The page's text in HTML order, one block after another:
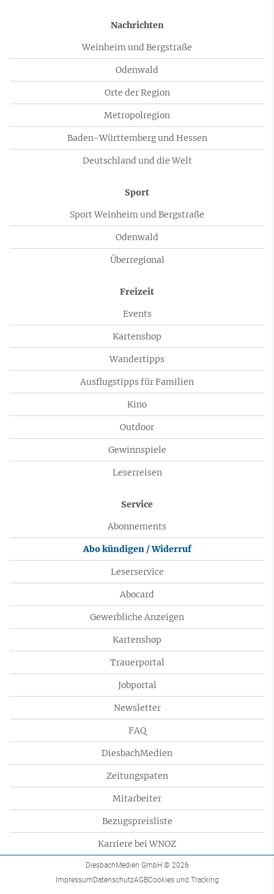
Nachrichten
Weinheim und Bergstraße
Odenwald
Orte der Region
Metropolregion
Baden-Württemberg und Hessen
Deutschland und die Welt
Sport
Sport Weinheim und Bergstraße
Odenwald
Überregional
Freizeit
Events
Kartenshop
Wandertipps
Ausflugstipps für Familien
Kino
Outdoor
Gewinnspiele
Leserreisen
Service
Abonnements
Abo kündigen / Widerruf
Leserservice
Abocard
Gewerbliche Anzeigen
Kartenshop
Trauerportal
Jobportal
Newsletter
FAQ
DiesbachMedien
Zeitungspaten
Mitarbeiter
Bezugspreisliste
Karriere bei WNOZ
DiesbachMedien GmbH © 2026
ImpressumDatenschutzAGBCookies und Tracking